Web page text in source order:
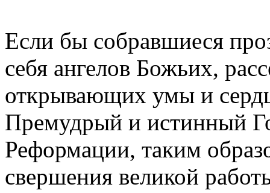
Если бы собравшиеся
себя ангелов Божьих,
открывающих умы и
Премудрый и истинный
Реформации, таким
свершения великой